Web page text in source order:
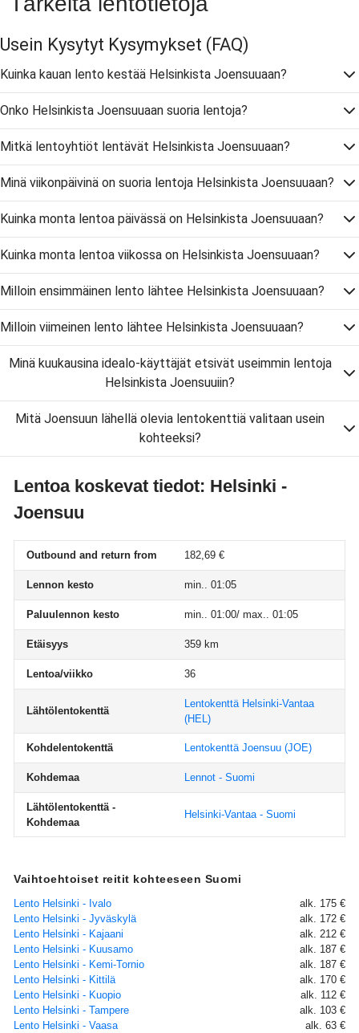
Usein Kysytyt Kysymykset (FAQ)
Kuinka kauan lento kestää Helsinkista Joensuuaan?
Onko Helsinkista Joensuuaan suoria lentoja?
Mitkä lentoyhtiöt lentävät Helsinkista Joensuuaan?
Minä viikonpäivinä on suoria lentoja Helsinkista Joensuuaan?
Kuinka monta lentoa päivässä on Helsinkista Joensuuaan?
Kuinka monta lentoa viikossa on Helsinkista Joensuuaan?
Milloin ensimmäinen lento lähtee Helsinkista Joensuuaan?
Milloin viimeinen lento lähtee Helsinkista Joensuuaan?
Minä kuukausina idealo-käyttäjät etsivät useimmin lentoja
Helsinkista Joensuuiin?
Mitä Joensuun lähellä olevia lentokenttiä valitaan usein
kohteeksi?
Lentoa koskevat tiedot: Helsinki -
Joensuu
Outbound and return from 182,69 €
Lennon kesto min.. 01:05
Paluulennon kesto min.. 01:00/ max.. 01:05
Etäisyys 359 km
Lentoa/viikko 36
Lähtölentokenttä
Lentokenttä Helsinki-Vantaa
(HEL)
Kohdelentokenttä Lentokenttä Joensuu (JOE)
Kohdemaa Lennot - Suomi
Lähtölentokenttä -
Kohdemaa
Helsinki-Vantaa - Suomi
Vaihtoehtoiset reitit kohteeseen Suomi
Lento Helsinki - Ivalo
alk. 175 €
Lento Helsinki - Jyväskylä
alk. 172 €
Lento Helsinki - Kajaani
alk. 212 €
Lento Helsinki - Kuusamo
alk. 187 €
Lento Helsinki - Kemi-Tornio
alk. 187 €
Lento Helsinki - Kittilä
alk. 170 €
Lento Helsinki - Kuopio
alk. 112 €
Lento Helsinki - Tampere
alk. 103 €
Lento Helsinki - Vaasa
alk. 63 €